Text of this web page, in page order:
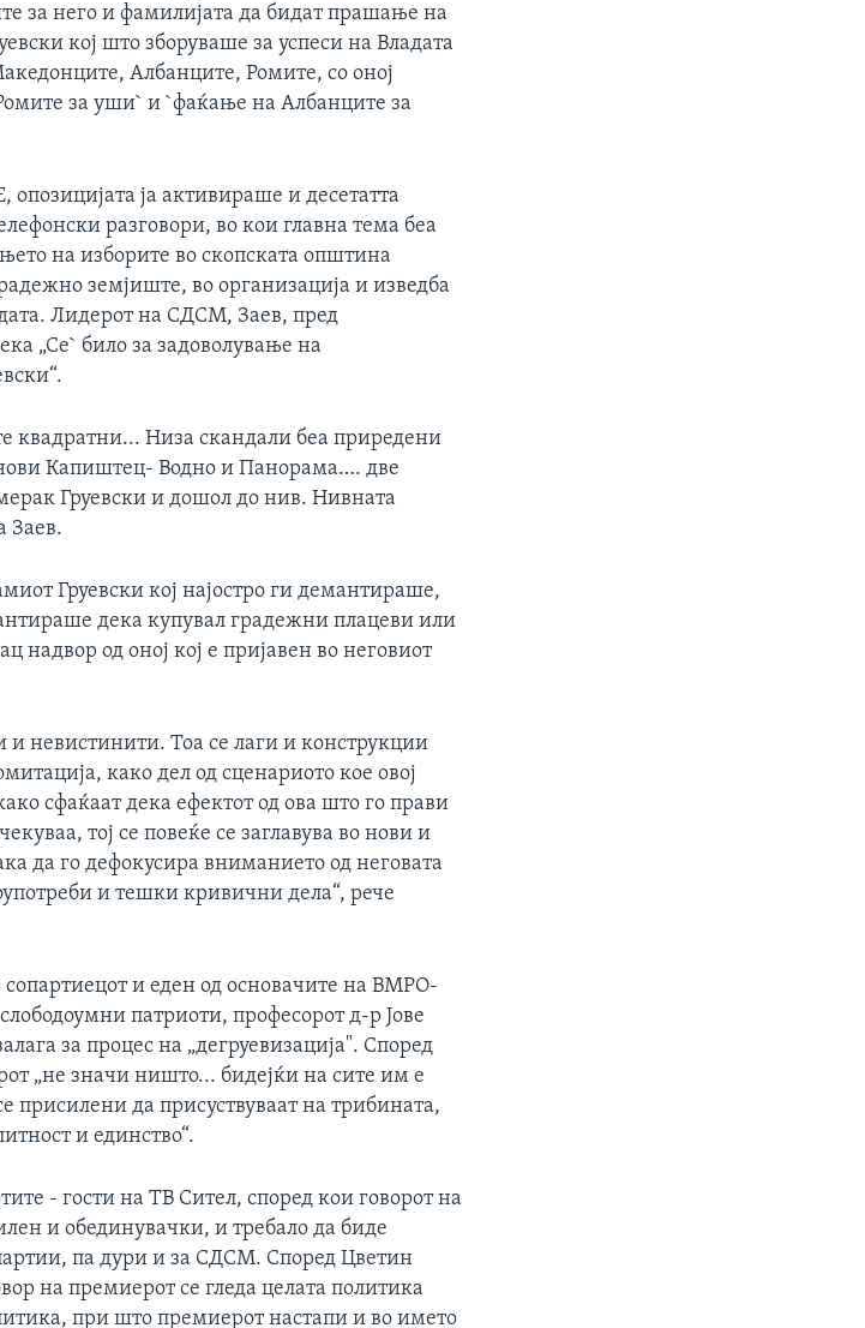
за него и фамилијата да бидат прашање на
кој што зборуваше за успеси на Владата
Албанците, Ромите, со оној
за уши` и `фаќање на Албанците за
ја активираше и десетатта
разговори, во кои главна тема беа
на изборите во скопската општина
земјиште, во организација и изведба
Лидерот на СДСМ, Заев, пред
„Се` било за задоволување на
квадратни... Низа скандали беа приредени
Капиштец- Водно и Панорама…. две
Груевски и дошол до нив. Нивната
Заев.
Груевски кој најостро ги демантираше,
дека купувал градежни плацеви или
надвор од оној кој е пријавен во неговиот
и невистинити. Тоа се лаги и конструкции
како дел од сценариото кое овој
сфаќаат дека ефектот од ова што го прави
тој се повеќе се заглавува во нови и
да го дефокусира вниманието од неговата
и тешки кривични дела“, рече
и еден од основачите на ВМРО-
патриоти, професорот д-р Јове
за процес на „дегруевизација". Според
„не значи ништо... бидејќи на сите им е
присилени да присуствуваат на трибината,
и единство“.
- гости на ТВ Сител, според кои говорот на
и обединувачки, и требало да биде
па дури и за СДСМ. Според Цветин
на премиерот се гледа целата политика
при што премиерот настапи и во името